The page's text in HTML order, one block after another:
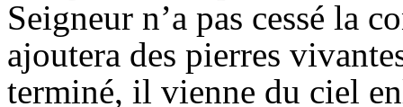
Seigneur n’a pas cessé la
ajoutera des pierres
terminé, il vienne du ciel